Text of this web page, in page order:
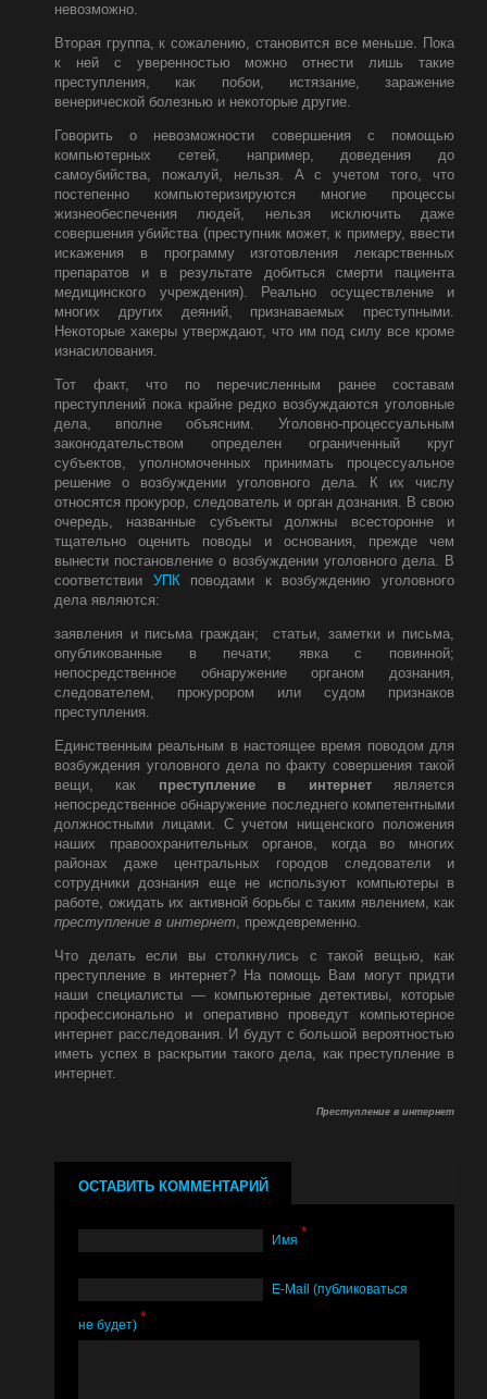
невозможно.
Вторая группа, к сожалению, становится все меньше. Пока
к ней с уверенностью можно отнести лишь такие
преступления, как побои, истязание, заражение
венерической болезнью и некоторые другие.
Говорить о невозможности совершения с помощью
компьютерных сетей, например, доведения до
самоубийства, пожалуй, нельзя. А с учетом того, что
постепенно компьютеризируются многие процессы
жизнеобеспечения людей, нельзя исключить даже
совершения убийства (преступник может, к примеру, ввести
искажения в программу изготовления лекарственных
препаратов и в результате добиться смерти пациента
медицинского учреждения). Реально осуществление и
многих других деяний, признаваемых преступными.
Некоторые хакеры утверждают, что им под силу все кроме
изнасилования.
Тот факт, что по перечисленным ранее составам
преступлений пока крайне редко возбуждаются уголовные
дела, вполне объясним. Уголовно-процессуальным
законодательством определен ограниченный круг
субъектов, уполномоченных принимать процессуальное
решение о возбуждении уголовного дела. К их числу
относятся прокурор, следователь и орган дознания. В свою
очередь, названные субъекты должны всесторонне и
тщательно оценить поводы и основания, прежде чем
вынести постановление о возбуждении уголовного дела. В
соответствии УПКповодами к возбуждению уголовного
дела являются:
заявления и письма граждан; статьи, заметки и письма,
опубликованные в печати; явка с повинной;
непосредственное обнаружение органом дознания,
следователем, прокурором или судом признаков
преступления.
Единственным реальным в настоящее время поводом для
возбуждения уголовного дела по факту совершения такой
вещи, как преступление в интернетявляется
непосредственное обнаружение последнего компетентными
должностными лицами. С учетом нищенского положения
наших правоохранительных органов, когда во многих
районах даже центральных городов следователи и
сотрудники дознания еще не используют компьютеры в
работе, ожидать их активной борьбы с таким явлением, как
преступление в интернет, преждевременно.
Что делать если вы столкнулись с такой вещью, как
преступление в интернет? На помощь Вам могут придти
наши специалисты — компьютерные детективы, которые
профессионально и оперативно проведут компьютерное
интернет расследования. И будут с большой вероятностью
иметь успех в раскрытии такого дела, как преступление в
интернет.
Преступление в интернет
ОСТАВИТЬ КОММЕНТАРИЙ
Имя *
Е-Mail (публиковаться
не будет) *